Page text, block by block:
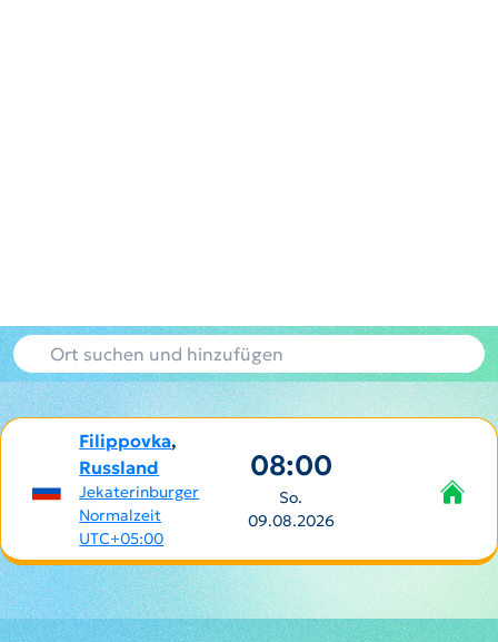
Filippovka,
Russland
Jekaterinburger
Normalzeit
UTC+05:00
08:00
So.
09.08.2026